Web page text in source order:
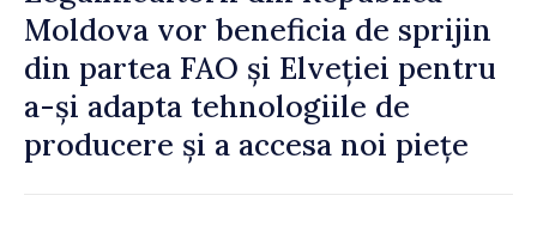
Moldova vor beneficia de sprijin
din partea FAO și Elveției pentru
a-și adapta tehnologiile de
producere și a accesa noi piețe